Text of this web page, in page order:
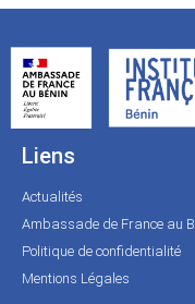
Liens
Actualités
Ambassade de France au
Politique de confidentialité
Mentions Légales